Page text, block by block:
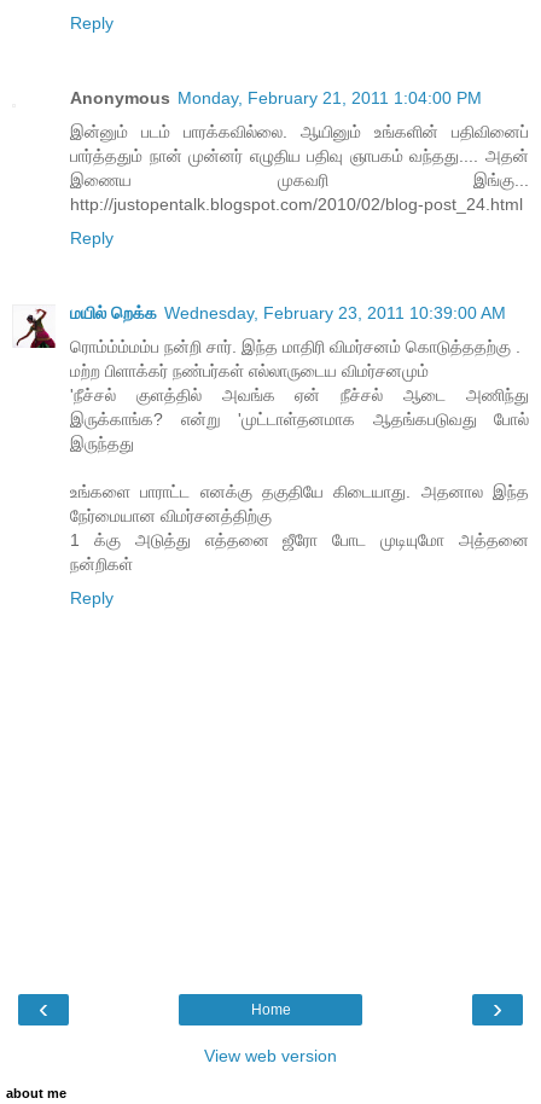
Reply
Anonymous Monday, February 21, 2011 1:04:00 PM
இன்னும் படம் பாரக்கவில்லை. ஆயினும் உங்களின் பதிவினைப்
பார்த்ததும் நான் முன்னர் எழுதிய பதிவு ஞாபகம் வந்தது.... அதன்
இணைய முகவரி இங்கு...
http://justopentalk.blogspot.com/2010/02/blog-post_24.html
Reply
மயில் றெக்க Wednesday, February 23, 2011 10:39:00 AM
ரொம்ம்ம்மம்ப நன்றி சார். இந்த மாதிரி விமர்சனம் கொடுத்ததற்கு .
மற்ற பிளாக்கர் நண்பர்கள் எல்லாருடைய விமர்சனமும்
'நீச்சல் குளத்தில் அவங்க ஏன் நீச்சல் ஆடை அணிந்து
இருக்காங்க? என்று 'முட்டாள்தனமாக ஆதங்கபடுவது போல்
இருந்தது
உங்களை பாராட்ட எனக்கு தகுதியே கிடையாது. அதனால இந்த
நேர்மையான விமர்சனத்திற்கு
1 க்கு அடுத்து எத்தனை ஜீரோ போட முடியுமோ அத்தனை
நன்றிகள்
Reply
‹ ›
Home
View web version
about me